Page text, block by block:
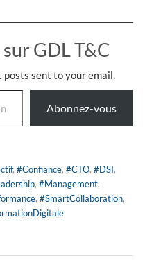
GDL T&C
sent to your email.
Abonnez-vous
, #Confiance, #CTO, #DSI,
, #Management,
, #SmartCollaboration,